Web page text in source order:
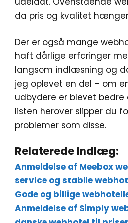
da pris og kvalitet
Der er også mange
haft dårlige erfaringer
langsom indlæsning og
jeg oplevet en del – om
udbydere er blevet bedre
listen herover slipper du
problemer som disse.
Relaterede Indlæg:
Anmeldelse af Meebox
service og stabile
Gode og billige
Anmeldelse af Simply